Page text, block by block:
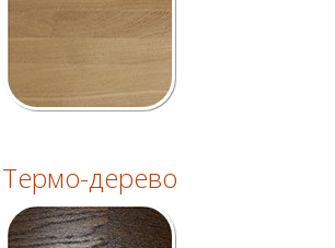
Термо-дерево